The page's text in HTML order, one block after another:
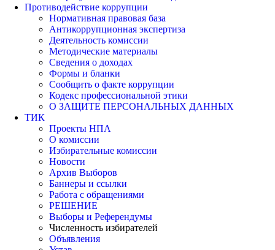
Противодействие коррупции
Нормативная правовая база
Антикоррупционная экспертиза
Деятельность комиссии
Методические материалы
Сведения о доходах
Формы и бланки
Сообщить о факте коррупции
Кодекс профессиональной этики
О ЗАЩИТЕ ПЕРСОНАЛЬНЫХ ДАННЫХ
ТИК
Проекты НПА
О комиссии
Избирательные комиссии
Новости
Архив Выборов
Баннеры и ссылки
Работа с обращениями
РЕШЕНИЕ
Выборы и Референдумы
Численность избирателей
Объявления